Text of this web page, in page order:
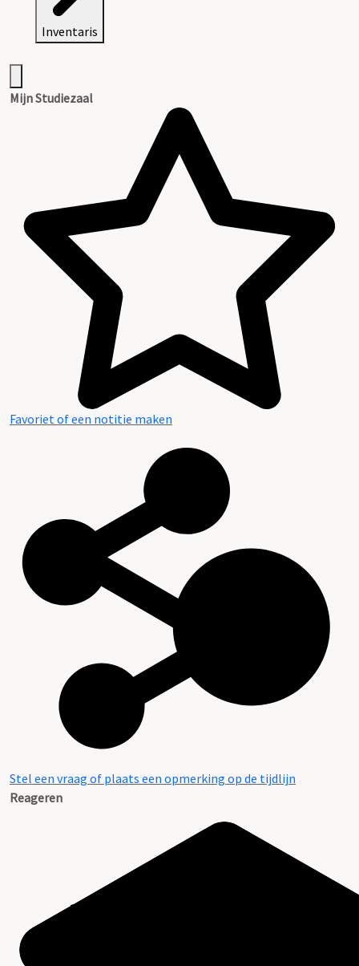
Inventaris
Mijn Studiezaal
Favoriet of een notitie maken
Stel een vraag of plaats een opmerking op de tijdlijn
Reageren